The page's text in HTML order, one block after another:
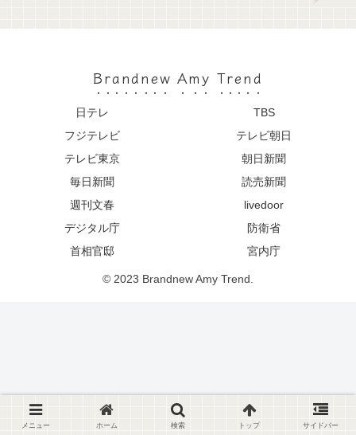
Brandnew Amy Trend
日テレ
TBS
フジテレビ
テレビ朝日
テレビ東京
朝日新聞
毎日新聞
読売新聞
週刊文春
livedoor
デジタル庁
防衛省
首相官邸
宮内庁
© 2023 Brandnew Amy Trend.
メニュー ホーム 検索 トップ サイドバー